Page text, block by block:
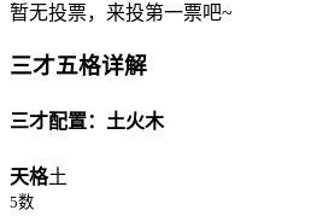
暂无投票，来投第一票吧~
三才五格详解
三才配置：土火木
天格土
5数